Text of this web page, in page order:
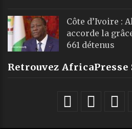
Côte d’Ivoire :
accorde la
661 détenus
Retrouvez AfricaPresse